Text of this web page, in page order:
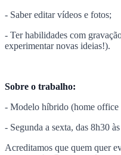
- Saber editar vídeos e fotos;
- Ter habilidades com
experimentar novas ideias!).
Sobre o trabalho:
- Modelo híbrido (home office
- Segunda a sexta, das 8h30
Acreditamos que quem quer